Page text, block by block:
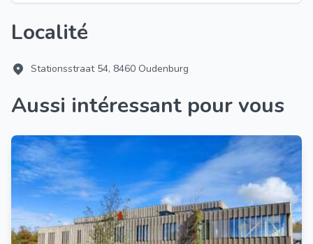
Localité
Stationsstraat 54, 8460 Oudenburg
Aussi intéressant pour vous